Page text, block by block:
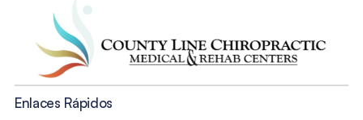
Enlaces Rápidos